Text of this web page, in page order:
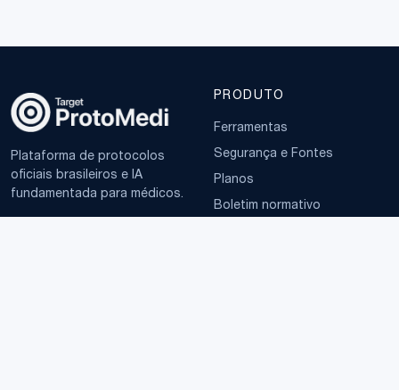
Plataforma de protocolos
oficiais brasileiros e IA
fundamentada para médicos.
PRODUTO
Ferramentas
Segurança e Fontes
Planos
Boletim normativo